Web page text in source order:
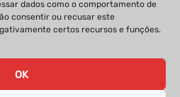
dados como o comportamento de
consentir ou recusar este
certos recursos e funções.
OK
ESTATUTO EDITORIAL